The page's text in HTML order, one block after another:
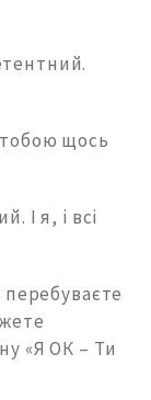
щось
І я, і всі
перебуваєте
«Я ОК – Ти